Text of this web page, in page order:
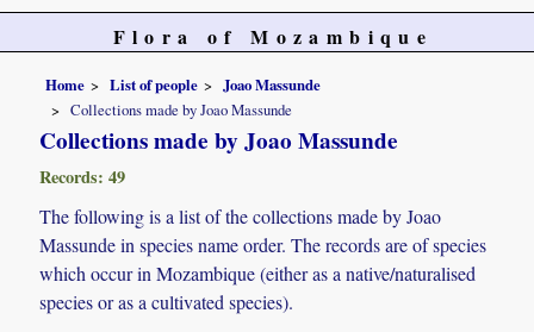
Flora of Mozambique
Home List of people
Joao Massunde
Collections made by Joao Massunde
Collections made by Joao Massunde
Records: 49
The following is a list of the collections made by Joao
Massunde in species name order. The records are of species
which occur in Mozambique (either as a native/naturalised
species or as a cultivated species).